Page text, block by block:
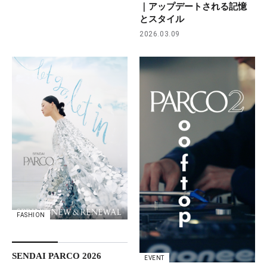
｜アップデートされる記憶
とスタイル
2026.03.09
FASHION
SENDAI PARCO 2026
EVENT